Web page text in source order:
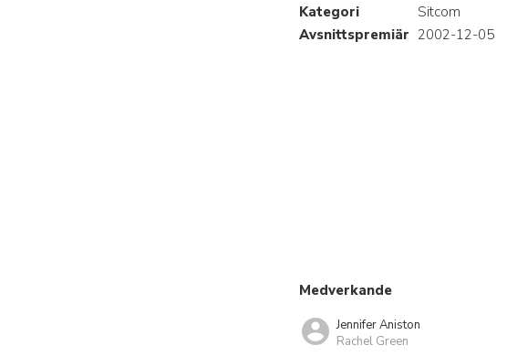
Kategori
Sitcom
Avsnittspremiär 2002-12-05
Medverkande
Jennifer Aniston
Rachel Green